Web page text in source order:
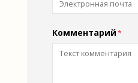
Комментарий